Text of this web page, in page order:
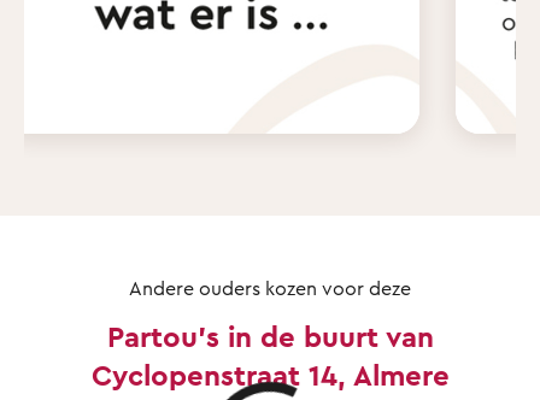
Andere ouders kozen voor deze
Partou's in de buurt van
Cyclopenstraat 14, Almere